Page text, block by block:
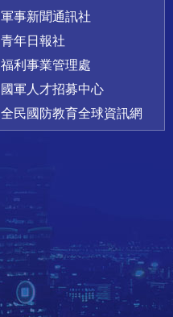
軍事新聞通訊社
青年日報社
福利事業管理處
國軍人才招募中心
全民國防教育全球資訊網